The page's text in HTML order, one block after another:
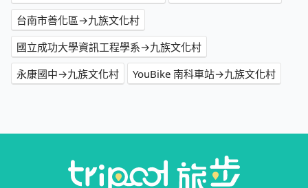
台南市善化區→九族文化村
國立成功大學資訊工程學系→九族文化村
永康國中→九族文化村
YouBike 南科車站→九族文化村